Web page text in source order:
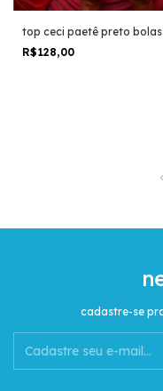
top ceci paetê preto bolas
R$128,00
cadastre-se